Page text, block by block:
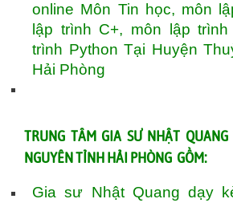
online Môn Tin học, môn
lập trình C+, môn lập
trình Python Tại Huyện
Hải Phòng
TRUNG TÂM GIA SƯ NHẬT
NGUYÊN TỈNH HẢI PHÒNG GỒM:
Gia sư Nhật Quang dạy